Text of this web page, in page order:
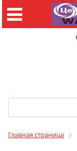
Главная страница